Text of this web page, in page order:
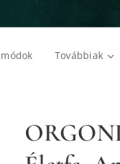
Továbbiak